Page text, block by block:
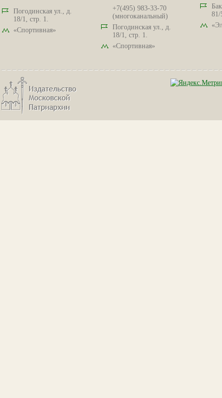
Погодинская ул., д.
18/1, стр. 1.
«Спортивная»
+7(495) 983-33-70
(многоканальный)
Погодинская ул., д.
18/1, стр. 1.
«Спортивная»
81/